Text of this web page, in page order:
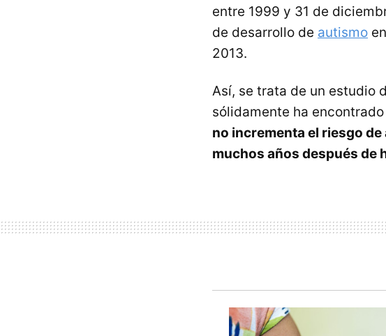
entre 1999 y 31 de
de desarrollo de autismo
2013.
Así, se trata de un estudio
sólidamente ha
no incrementa el riesgo
muchos años después de